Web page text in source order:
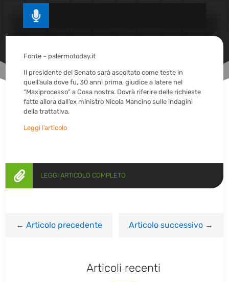

Fonte – palermotoday.it
Il presidente del Senato sarà ascoltato come teste in
quell’aula dove fu, 30 anni prima, giudice a latere nel
“Maxiprocesso” a Cosa nostra. Dovrà riferire delle richieste
fatte allora dall’ex ministro Nicola Mancino sulle indagini
della trattativa.
Leggi l’articolo
 LEGGI ARTICOLO COMPLETO
←Articolo precedente Articolo successivo→
Articoli recenti